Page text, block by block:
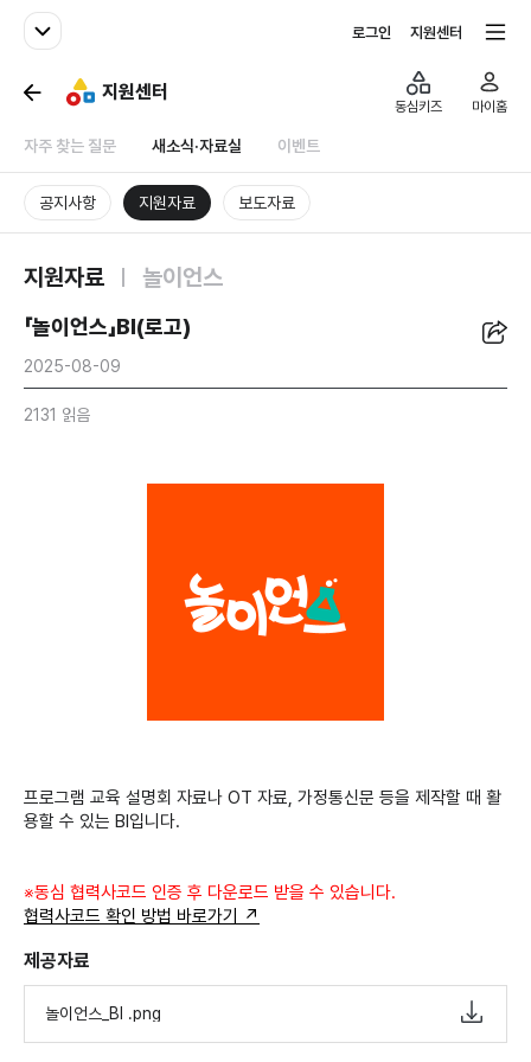
패밀리사이트
로그인 지원센터
지원센터
자주 찾는 질문 새소식·자료실 이벤트
동심키즈 마이홈
공지사항 지원자료 보도자료
지원자료 놀이언스
「놀이언스」BI(로고)
2025-08-09
2131 읽음
프로그램 교육 설명회 자료나 OT 자료, 가정통신문 등을 제작할 때 활
용할 수 있는 BI입니다.
※동심 협력사코드 인증 후 다운로드 받을 수 있습니다.
협력사코드 확인 방법 바로가기 ↗
제공자료
놀이언스_BI .png